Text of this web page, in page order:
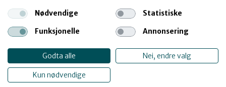
e-post tilpost@kulturtanken.no
Har du spørsmål?
sk@kulturtanken.no
Søknadsfristar
Nødvendige
Statistiske
Funksjonelle
Annonsering
Godta alle Nei, endre valg
Kun nødvendige